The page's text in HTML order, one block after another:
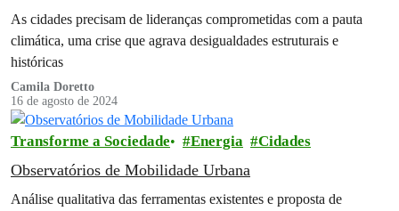
As cidades precisam de lideranças comprometidas com a pauta
climática, uma crise que agrava desigualdades estruturais e
históricas
Camila Doretto
16 de agosto de 2024
Transforme a Sociedade Energia Cidades
Observatórios de Mobilidade Urbana
Análise qualitativa das ferramentas existentes e proposta de